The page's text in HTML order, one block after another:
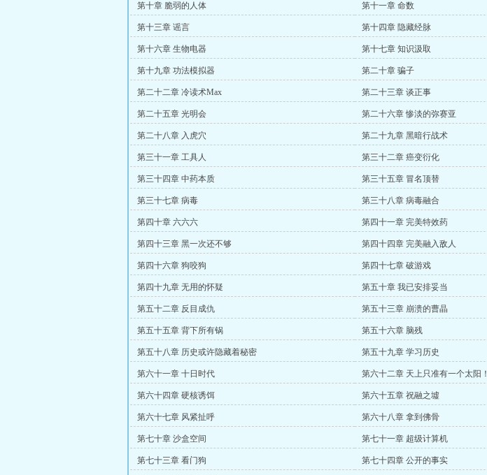
第十章 脆弱的人体 第十一章 命数
第十三章 谣言 第十四章 隐藏经脉
第十六章 生物电器 第十七章 知识汲取
第十九章 功法模拟器 第二十章 骗子
第二十二章 冷读术Max 第二十三章 谈正事
第二十五章 光明会 第二十六章 惨淡的弥赛亚
第二十八章 入虎穴 第二十九章 黑暗行战术
第三十一章 工具人 第三十二章 癌变衍化
第三十四章 中药本质 第三十五章 冒名顶替
第三十七章 病毒 第三十八章 病毒融合
第四十章 六六六 第四十一章 完美特效药
第四十三章 黑一次还不够 第四十四章 完美融入敌人
第四十六章 狗咬狗 第四十七章 破游戏
第四十九章 无用的怀疑 第五十章 我已安排妥当
第五十二章 反目成仇 第五十三章 崩溃的曹晶
第五十五章 背下所有锅 第五十六章 脑残
第五十八章 历史或许隐藏着秘密 第五十九章 学习历史
第六十一章 十日时代 第六十二章 天上只准有一个太阳！
第六十四章 硬核诱饵 第六十五章 祝融之墟
第六十七章 风紧扯呼 第六十八章 拿到佛骨
第七十章 沙盒空间 第七十一章 超级计算机
第七十三章 看门狗 第七十四章 公开的事实